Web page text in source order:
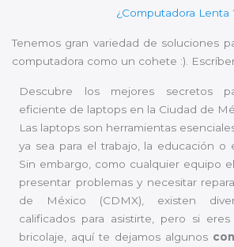
¿Computadora Lenta
Tenemos gran variedad de soluciones
computadora como un cohete :).
Descubre los mejores secretos
eficiente de laptops en la Ciudad de
Las laptops son herramientas
ya sea para el trabajo, la educación o
Sin embargo, como cualquier equipo
presentar problemas y necesitar
de México (CDMX), existen
calificados para asistirte, pero si
bricolaje, aquí te dejamos algunos